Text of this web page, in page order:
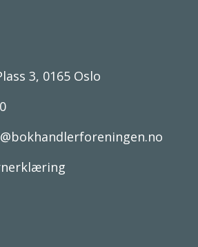
3, 0165 Oslo